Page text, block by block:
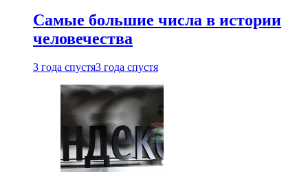
Самые большие числа в истории
человечества
3 года спустя3 года спустя